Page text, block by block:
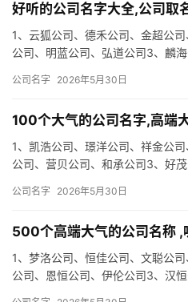
好听的公司名字大全,公司取
1、云狐公司、德禾公司、金超公
公司、明蓝公司、弘道公司3、麟
司…
公司名字 2026年5月30日
100个大气的公司名字,高端
1、凯浩公司、璟洋公司、祥金公
公司、营贝公司、和承公司3、好
司…
公司名字 2026年5月30日
500个高端大气的公司名称 ,
1、梦洛公司、恒佳公司、文聪公
公司、恩恒公司、伊伦公司3、汉